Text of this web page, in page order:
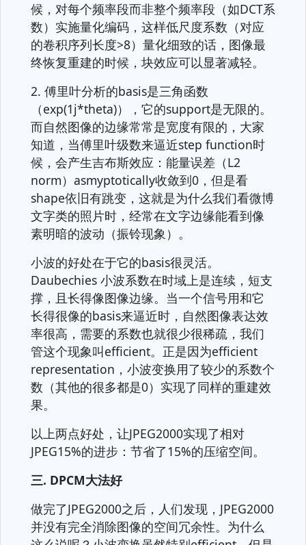
候，对每个频率段而非整个频率段（如DCT系
数）实施量化编码，这样低尺度系数（对应
的卷积序列长度>8）量化细致的话，图像最
终恢复重建的时候，块效应可以显著减轻。
2. 傅里叶分析的basis是三角函数
（exp(1j*theta)），它的support是无限的。
而自然图像的边缘常常是宽度有限的，大家
知道，当傅里叶级数来逼近step function时
候，会产生吉布斯效应：能量误差（L2
norm）asmyptotically收敛到0，但是看
shape依旧有跳变，这就是为什么我们看微博
文字类的照片时，经常在文字边缘能看到像
素明暗的波动（振铃现象）。
小波的好处在于它的basis很灵活。
Daubechies 小波系数在时域上是连续，短支
撑，且长得像图像边缘。当一个信号用和它
长得很像的basis来逼近时，自然图像表达效
率很高，需要的系数也就很少很稀疏，我们
管这个现象叫efficient。正是因为efficient
representation，小波变换用了较少的系数个
数（其他的很多都是0）实现了同样的重建效
果。
以上两点好处，让JPEG2000实现了相对
JPEG15%的进步：节省了15%的压缩空间。
三. DPCM大法好
做完了JPEG2000之后，人们发现，JPEG2000
并没有完全消除图像的空间冗余性。为什么